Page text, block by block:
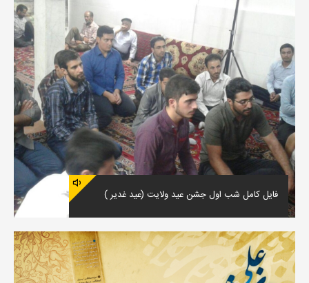
فایل کامل شب اول جشن عید ولایت (عید غدیر )